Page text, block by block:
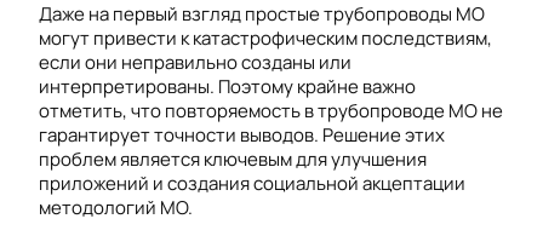
Даже на первый взгляд простые трубопроводы МО
могут привести к катастрофическим последствиям,
если они неправильно созданы или
интерпретированы. Поэтому крайне важно
отметить, что повторяемость в трубопроводе МО не
гарантирует точности выводов. Решение этих
проблем является ключевым для улучшения
приложений и создания социальной акцептации
методологий МО.